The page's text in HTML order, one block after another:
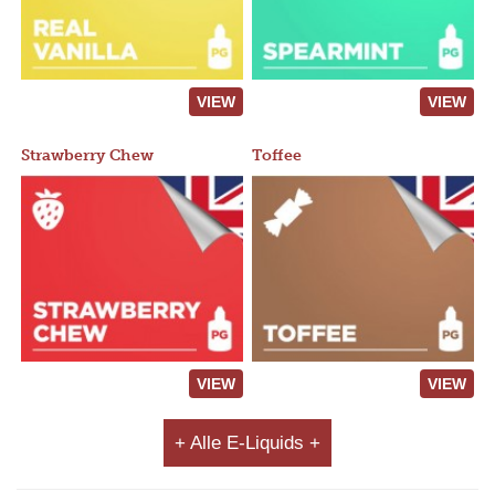
VIEW VIEW
Strawberry Chew
VIEW
Toffee
VIEW
+ Alle E-Liquids +